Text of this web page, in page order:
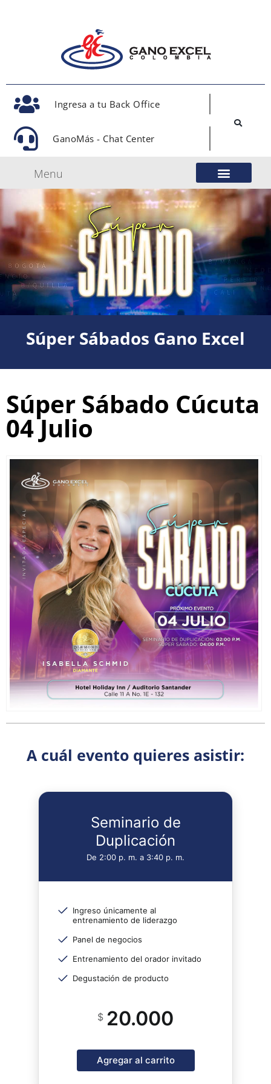
Ingresa a tu Back Office
GanoMás - Chat Center
Menu
Súper Sábados Gano Excel
Súper Sábado Cúcuta
04 Julio
A cuál evento quieres asistir:
Seminario de
Duplicación
De 2:00 p. m. a 3:40 p. m.
Ingreso únicamente al
entrenamiento de liderazgo
Panel de negocios
Entrenamiento del orador invitado
Degustación de producto
$ 20.000
Agregar al carrito